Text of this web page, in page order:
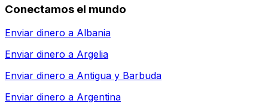
Conectamos el mundo
Enviar dinero a Albania
Enviar dinero a Argelia
Enviar dinero a Antigua y Barbuda
Enviar dinero a Argentina